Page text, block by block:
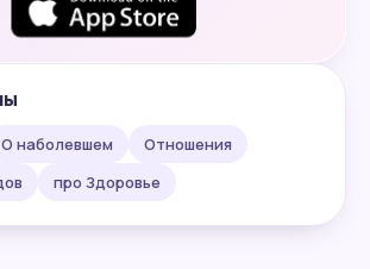
О наболевшем
Отношения
про Здоровье